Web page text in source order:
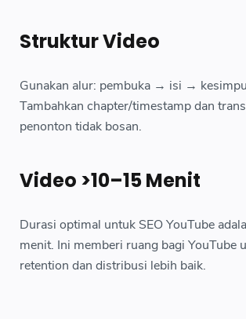
Struktur Video
Gunakan alur: pembuka → isi →
Tambahkan chapter/timestamp dan
penonton tidak bosan.
Video >10–15 Menit
Durasi optimal untuk SEO YouTube
menit. Ini memberi ruang bagi YouTube
retention dan distribusi lebih baik.